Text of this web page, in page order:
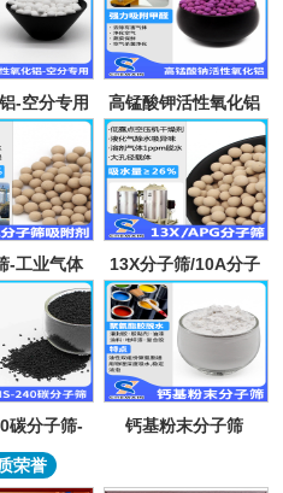
-空分专用
剂
高锰酸钾活性氧化铝
-工业气体
溶剂深度除
吸附分离
13X分子筛/10A分子
筛-lpglng燃气干燥除
异味除杂-空气低露点
干燥
碳分子筛-
吸附剂炭
浓度
钙基粉末分子筛
荣誉